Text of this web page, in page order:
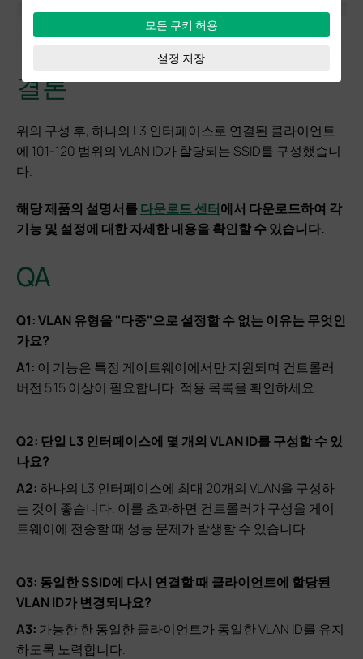
결론
위의 구성 후, 하나의 L3 인터페이스로 연결된 클라이언트
에 101-120 범위의 VLAN ID가 할당되는 SSID를 구성했습니
다.
해당 제품의 설명서를다운로드 센터에서 다운로드하여 각
기능 및 설정에 대한 자세한 내용을 확인할 수 있습니다.
QA
Q1: VLAN 유형을 "다중"으로 설정할 수 없는 이유는 무엇인
가요?
A1: 이 기능은 특정 게이트웨이에서만 지원되며 컨트롤러
버전 5.15 이상이 필요합니다. 적용 목록을 확인하세요.
Q2: 단일 L3 인터페이스에 몇 개의 VLAN ID를 구성할 수 있
나요?
A2: 하나의 L3 인터페이스에 최대 20개의 VLAN을 구성하
는 것이 좋습니다. 이를 초과하면 컨트롤러가 구성을 게이
트웨이에 전송할 때 성능 문제가 발생할 수 있습니다.
Q3: 동일한 SSID에 다시 연결할 때 클라이언트에 할당된
VLAN ID가 변경되나요?
A3: 가능한 한 동일한 클라이언트가 동일한 VLAN ID를 유지
하도록 노력합니다.
모든 쿠키 허용
설정 저장